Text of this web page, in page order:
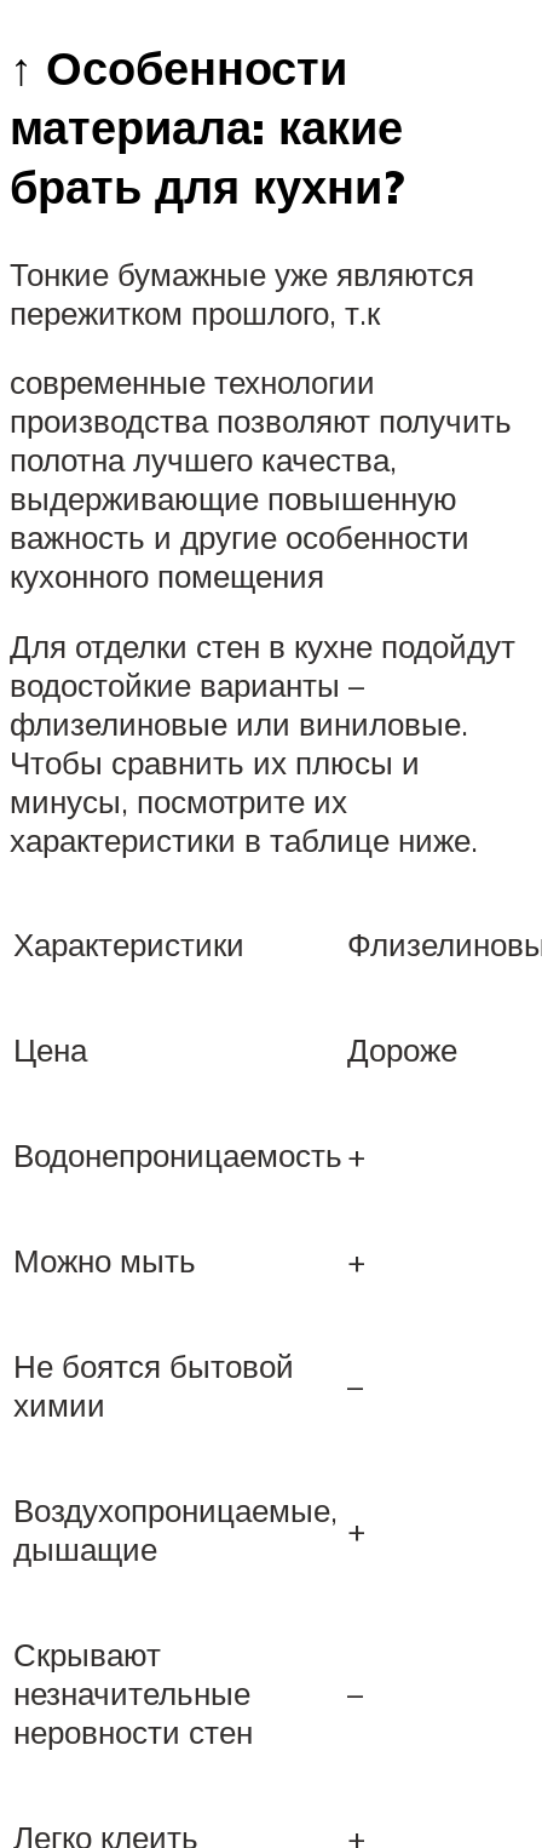
↑ Особенности
материала: какие
брать для кухни?
Тонкие бумажные уже являются
пережитком прошлого, т.к
современные технологии
производства позволяют получить
полотна лучшего качества,
выдерживающие повышенную
важность и другие особенности
кухонного помещения
Для отделки стен в кухне подойдут
водостойкие варианты –
флизелиновые или виниловые.
Чтобы сравнить их плюсы и
минусы, посмотрите их
характеристики в таблице ниже.
Характеристики
Цена Дороже
Водонепроницаемость+
Можно мыть +
Не боятся бытовой
химии
–
Воздухопроницаемые,
дышащие
+
Скрывают
незначительные
неровности стен
–
Легко клеить +